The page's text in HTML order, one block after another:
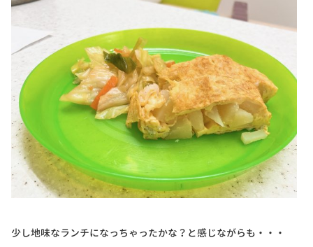
少し地味なランチになっちゃったかな？と感じながらも・・・